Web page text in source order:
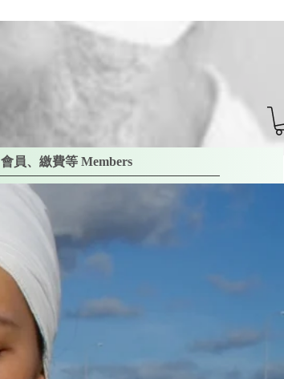
會員、繳費等 Members